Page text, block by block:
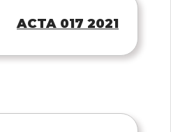
ACTA 017 2021